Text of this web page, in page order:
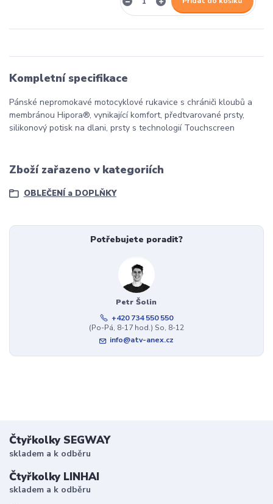
Kompletní specifikace
Pánské nepromokavé motocyklové rukavice s chrániči kloubů a
membránou Hipora®, vynikající komfort, předtvarované prsty,
silikonový potisk na dlani, prsty s technologií Touchscreen
Zboží zařazeno v kategoriích
OBLEČENÍ a DOPLŇKY
Potřebujete poradit?
Petr Šolin
+420 734 550 550
(Po-Pá, 8-17 hod.) So, 8-12
info@atv-anex.cz
Čtyřkolky SEGWAY
skladem a k odběru
Čtyřkolky LINHAI
skladem a k odběru